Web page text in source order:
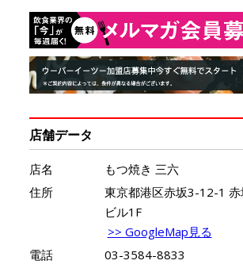
店舗データ
店名
もつ焼き 三六
住所
東京都港区赤坂3-12-1 赤
ビル1F
>> GoogleMap見る
電話
03-3584-8833